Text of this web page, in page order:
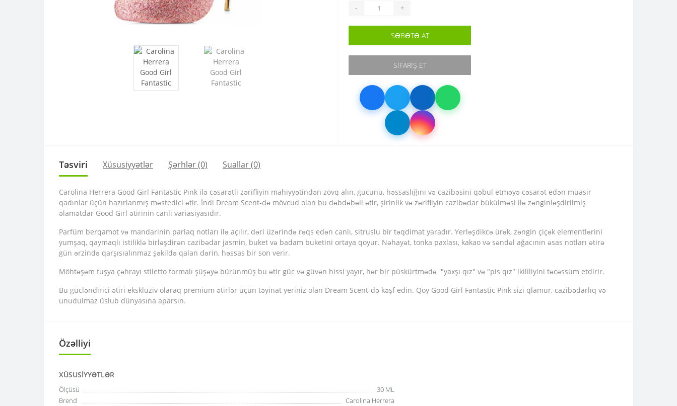
- +
SƏBƏTƏ AT
SIFARIŞ ET
Təsviri Xüsusiyyətlər Şərhlər (0) Suallar(0)
Carolina Herrera Good Girl Fantastic Pink ilə cəsarətli zərifliyin mahiyyətindən zövq alın, gücünü, həssaslığını və cazibəsini qəbul etməyə cəsarət edən müasir
qadınlar üçün hazırlanmış məstedici ətir. İndi Dream Scent-də mövcud olan bu dəbdəbəli ətir, şirinlik və zərifliyin cazibədar bükülməsi ilə zənginləşdirilmiş
əlamətdar Good Girl ətirinin canlı variasiyasıdır.
Parfüm berqamot və mandarinin parlaq notları ilə açılır, dəri üzərində rəqs edən canlı, sitruslu bir təqdimat yaradır. Yerləşdikcə ürək, zəngin çiçək elementlərini
yumşaq, qaymaqlı istiliklə birləşdirən cazibədar jasmin, buket və badam buketini ortaya qoyur. Nəhayət, tonka paxlası, kakao və səndəl ağacının əsas notları ətirə
gün ərzində qarşısıalınmaz şəkildə qalan dərin, həssas bir son verir.
Möhtəşəm fuşya çəhrayı stiletto formalı şüşəyə bürünmüş bu ətir güc və güvən hissi yayır, hər bir püskürtmədə "yaxşı qız" və "pis qız" ikililiyini təcəssüm etdirir.
Bu gücləndirici ətiri eksklüziv olaraq premium ətirlər üçün təyinat yeriniz olan Dream Scent-də kəşf edin. Qoy Good Girl Fantastic Pink sizi qlamur, cazibədarlıq və
unudulmaz üslub dünyasına aparsın.
Özəlliyi
XÜSUSIYYƏTLƏR
Ölçüsü
30 ML
Brend
Carolina Herrera